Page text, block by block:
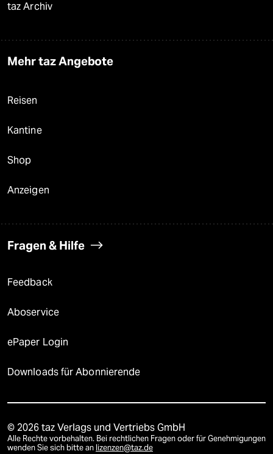
taz Archiv
Mehr taz Angebote
Reisen
Kantine
Shop
Anzeigen
Fragen & Hilfe
Feedback
Aboservice
ePaper Login
Downloads für Abonnierende
© 2026 taz Verlags und Vertriebs GmbH
Alle Rechte vorbehalten. Bei rechtlichen Fragen oder für Genehmigungen
wenden Sie sich bitte an lizenzen@taz.de